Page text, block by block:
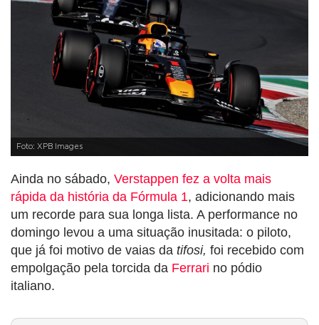
Foto: XPB Images
Ainda no sábado, Verstappen fez a volta mais
rápida da história da Fórmula 1, adicionando mais
um recorde para sua longa lista. A performance no
domingo levou a uma situação inusitada: o piloto,
que já foi motivo de vaias da tifosi, foi recebido com
empolgação pela torcida da Ferrari no pódio
italiano.